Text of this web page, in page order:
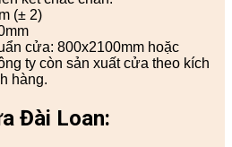
(± 2)
cửa: 800x2100mm hoặc
ty còn sản xuất cửa theo kích
hàng.
Đài Loan: